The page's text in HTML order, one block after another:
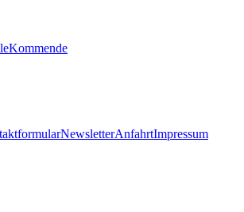
Kommende
NewsletterAnfahrtImpressum